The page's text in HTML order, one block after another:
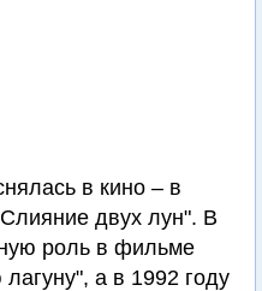
в кино – в
двух лун". В
роль в фильме
а в 1992 году